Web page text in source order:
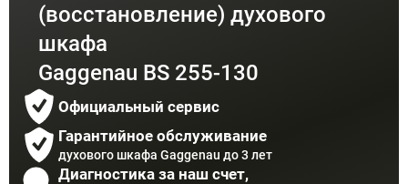
(восстановление) духового
шкафа
Gaggenau BS 255-130
Официальный сервис
Гарантийное обслуживание
духового шкафа Gaggenau до 3 лет
Диагностика за наш счет,